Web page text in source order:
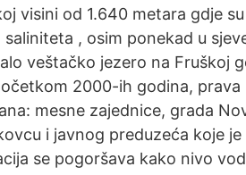
visini od 1.640 metara gdje
, osim ponekad u
veštačko jezero na Fruškoj
2000-ih godina, prava
mesne zajednice, grada
i javnog preduzeća koje
se pogoršava kako nivo